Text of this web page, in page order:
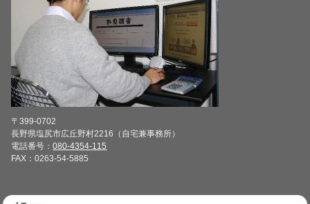
〒399-0702
長野県塩尻市広丘野村2216（自宅兼事務所）
電話番号：080-4354-115
FAX：0263-54-5885